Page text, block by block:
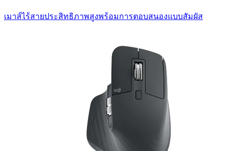
เมาส์ไร้สายประสิทธิภาพสูงพร้อมการตอบสนองแบบสัมผัส